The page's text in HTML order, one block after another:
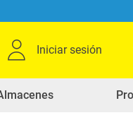
Iniciar sesión